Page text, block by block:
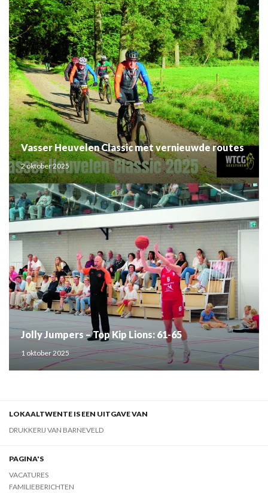
Vasser Heuvelen Classic met vernieuwde routes
2 oktober 2025
Jolly Jumpers – Top Kip Lions: 61-65
1 oktober 2025
LOKAALTWENTE IS EEN UITGAVE VAN
DRUKKERIJ VAN BARNEVELD
PAGINA'S
VACATURES
FAMILIEBERICHTEN